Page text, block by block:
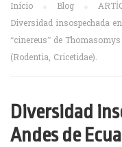
Inicio Blog
Diversidad insospechada
“cinereus” de
(Rodentia, Cricetidae).
Diversidad
Andes de